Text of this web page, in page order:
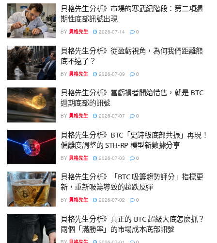
貝格先生分析》市場的寒武紀階段：第二項週
期性底部訊號出現
BY 貝格先生 2026-07-14 0
貝格先生分析》從盈虧視角，為何我們距離熊
底不遠了？
BY 貝格先生 2026-07-09 0
貝格先生分析》當虧損者開始惜售，就是 BTC
週期底部的訊號
BY 貝格先生 2026-07-07 0
貝格先生分析》BTC「史詩級底部共振」再現！
偏離度調整的 STH-RP 模型新數據分享
BY 貝格先生 2026-07-03 0
貝格先生分析》「BTC 吸籌趨勢評分」指標更
新，重新吸籌導致的超跌反彈
BY 貝格先生 2026-07-02 0
貝格先生分析》真正的 BTC 超級大底怎麼抓？
兩個「滿勝率」的市場成本底部訊號